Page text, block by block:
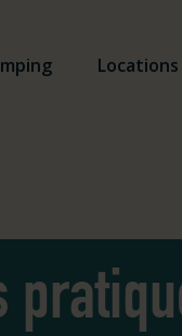
Locations